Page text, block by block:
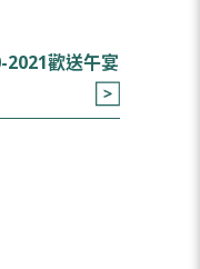
2021歡送午宴